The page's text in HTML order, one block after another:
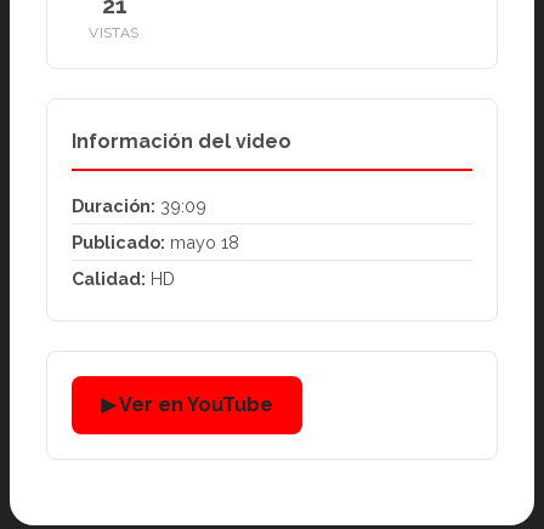
VISTAS
Información del video
Duración: 39:09
Publicado: mayo 18
Calidad: HD
▶ Ver en YouTube